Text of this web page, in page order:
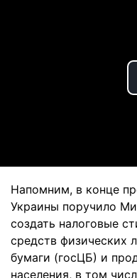
Напомним, в конце
Украины поручило
создать налоговые
средств физических
бумаги (госЦБ) и
населения, в том